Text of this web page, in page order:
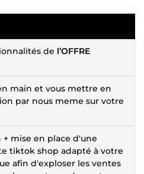
de l’OFFRE
main et vous mettre en
par nous meme sur votre
+ mise en place d'une
tiktok shop adapté à votre
afin d'exploser les ventes